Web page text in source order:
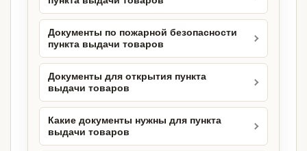
Документы по пожарной безопасности
пункта выдачи товаров
Документы для открытия пункта
выдачи товаров
Какие документы нужны для пункта
выдачи товаров